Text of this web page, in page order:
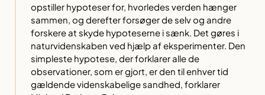
opstiller hypoteser for, hvorledes verden hænger
sammen, og derefter forsøger de selv og andre
forskere at skyde hypoteserne i sænk. Det gøres i
naturvidenskaben ved hjælp af eksperimenter. Den
simpleste hypotese, der forklarer alle de
observationer, som er gjort, er den til enhver tid
gældende videnskabelige sandhed, forklarer